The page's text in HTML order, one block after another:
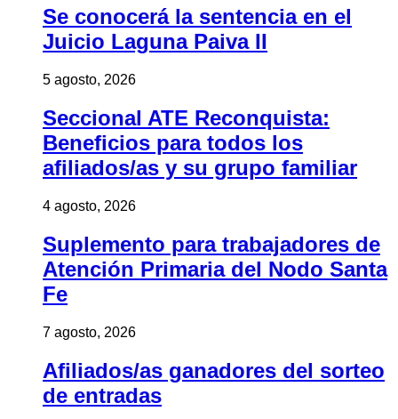
Se conocerá la sentencia en el
Juicio Laguna Paiva II
5 agosto, 2026
Seccional ATE Reconquista:
Beneficios para todos los
afiliados/as y su grupo familiar
4 agosto, 2026
Suplemento para trabajadores de
Atención Primaria del Nodo Santa
Fe
7 agosto, 2026
Afiliados/as ganadores del sorteo
de entradas